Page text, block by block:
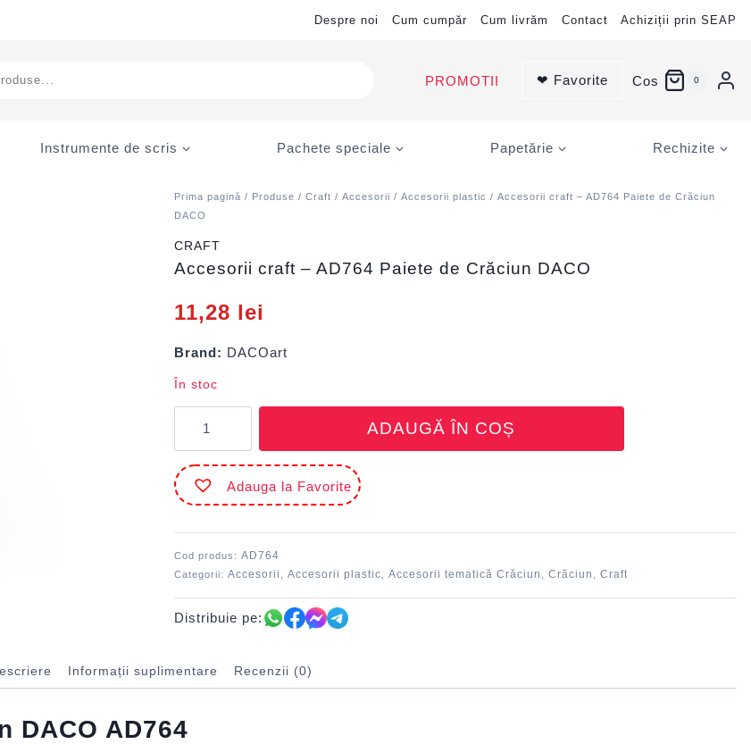
Despre noi Cum cumpăr Cum livrăm Contact Achiziții prin SEAP
PROMOTII ❤ Favorite Cos 0
Instrumente de scris Pachete speciale Papetărie Rechizite
Prima pagină / Produse /Craft /Accesorii /Accesorii plastic / Accesorii craft – AD764 Paiete de Crăciun
DACO
CRAFT
Accesorii craft – AD764 Paiete de Crăciun DACO
11,28 lei
Brand: DACOart
În stoc
Accesorii
craft
-
AD764
Paiete
DACO
ADAUGĂ ÎN COȘ
Adauga la Favorite
Cod produs:AD764
Categorii:Accesorii ,Accesorii plastic ,Accesorii tematică Crăciun ,Crăciun ,Craft
Distribuie pe:
Informații suplimentare Recenzii (0)
DACO AD764